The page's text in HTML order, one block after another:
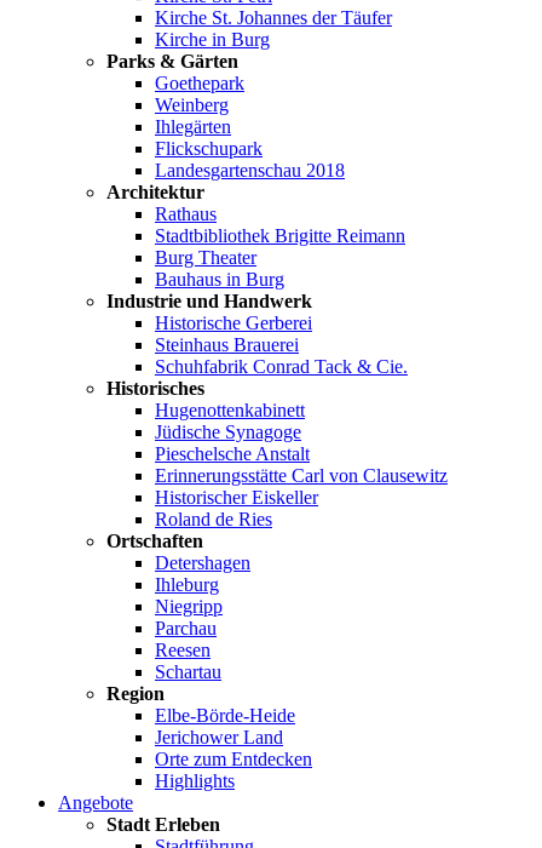
Kirche St. Johannes der Täufer
Kirche in Burg
Parks & Gärten
Goethepark
Weinberg
Ihlegärten
Flickschupark
Landesgartenschau 2018
Architektur
Rathaus
Stadtbibliothek Brigitte Reimann
Burg Theater
Bauhaus in Burg
Industrie und Handwerk
Historische Gerberei
Steinhaus Brauerei
Schuhfabrik Conrad Tack & Cie.
Historisches
Hugenottenkabinett
Jüdische Synagoge
Pieschelsche Anstalt
Erinnerungsstätte Carl von Clausewitz
Historischer Eiskeller
Roland de Ries
Ortschaften
Detershagen
Ihleburg
Niegripp
Parchau
Reesen
Schartau
Region
Elbe-Börde-Heide
Jerichower Land
Orte zum Entdecken
Highlights
Angebote
Stadt Erleben